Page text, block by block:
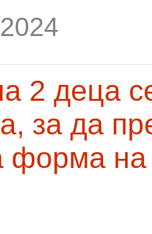
2 деца
за да
форма на